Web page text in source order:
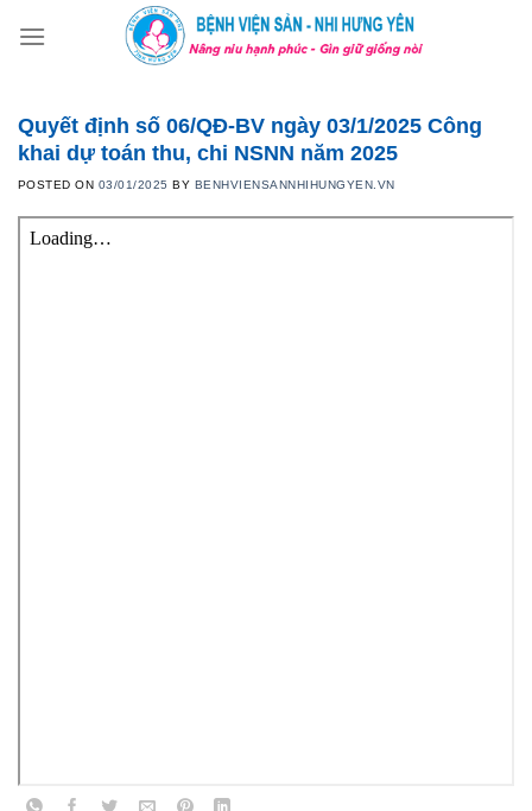
Quyết định số 06/QĐ-BV ngày 03/1/2025 Công
khai dự toán thu, chi NSNN năm 2025
POSTED ON 03/01/2025 BY BENHVIENSANNHIHUNGYEN.VN